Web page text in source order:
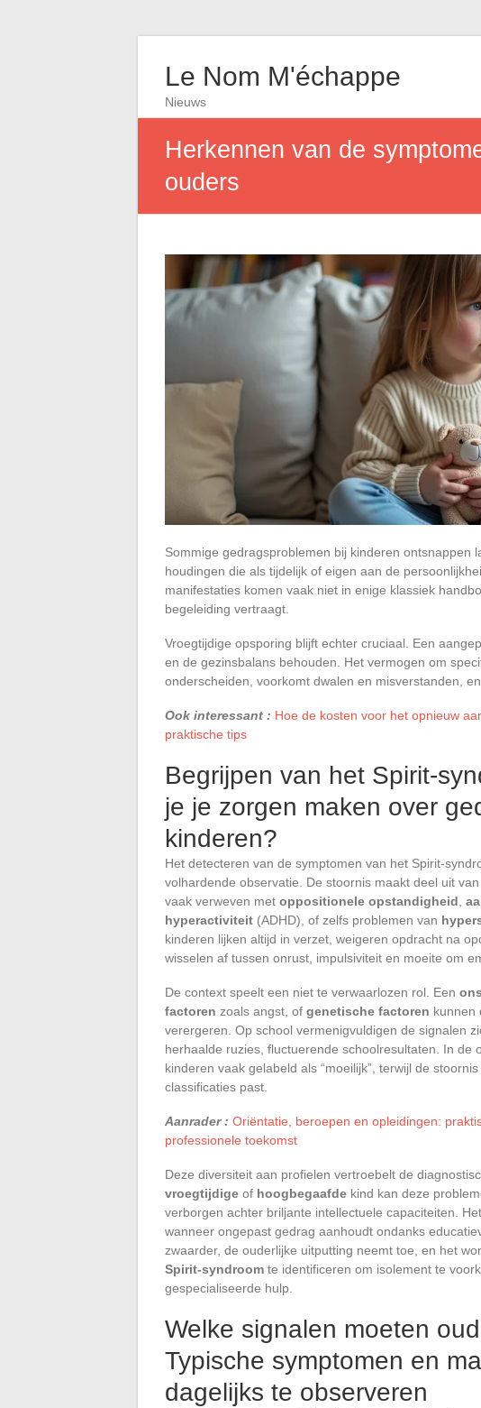
Le Nom M'échappe
Nieuws
Herkennen van de
ouders
Sommige gedragsproblemen bij kinderen ontsnappen
houdingen die als tijdelijk of eigen aan de
manifestaties komen vaak niet in enige klassiek
begeleiding vertraagt.
Vroegtijdige opsporing blijft echter cruciaal. Een
en de gezinsbalans behouden. Het vermogen om
onderscheiden, voorkomt dwalen en misverstanden,
Ook interessant : Hoe de kosten voor het opnieuw
praktische tips
Begrijpen van het Spirit-
je je zorgen maken over
kinderen?
Het detecteren van de symptomen van het Spirit-
volhardende observatie. De stoornis maakt deel uit
vaak verweven met oppositionele opstandigheid
hyperactiviteit (ADHD), of zelfs problemen van
kinderen lijken altijd in verzet, weigeren opdracht na
wisselen af tussen onrust, impulsiviteit en moeite om
De context speelt een niet te verwaarlozen rol. Een
factoren zoals angst, of genetische factoren kunnen
verergeren. Op school vermenigvuldigen de signalen
herhaalde ruzies, fluctuerende schoolresultaten. In de
kinderen vaak gelabeld als “moeilijk”, terwijl de
classificaties past.
Aanrader : Oriëntatie, beroepen en opleidingen:
professionele toekomst
Deze diversiteit aan profielen vertroebelt de
vroegtijdige of hoogbegaafde kind kan deze
verborgen achter briljante intellectuele capaciteiten.
wanneer ongepast gedrag aanhoudt ondanks
zwaarder, de ouderlijke uitputting neemt toe, en het
Spirit-syndroom te identificeren om isolement te
gespecialiseerde hulp.
Welke signalen moeten
Typische symptomen en
dagelijks te observeren